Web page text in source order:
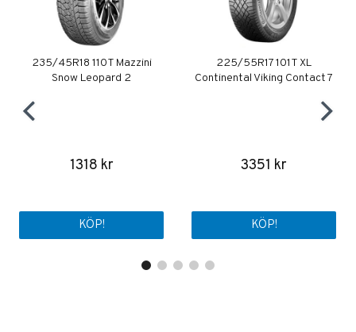
235/45R18 110T Mazzini
Snow Leopard 2
1318 kr
KÖP!
225/55R17 101T XL
Continental Viking Contact 7
3351 kr
KÖP!